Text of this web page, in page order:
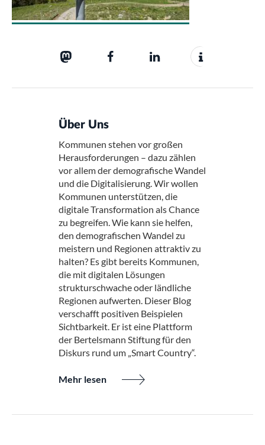
Über Uns
Kommunen stehen vor großen
Herausforderungen – dazu zählen
vor allem der demografische Wandel
und die Digitalisierung. Wir wollen
Kommunen unterstützen, die
digitale Transformation als Chance
zu begreifen. Wie kann sie helfen,
den demografischen Wandel zu
meistern und Regionen attraktiv zu
halten? Es gibt bereits Kommunen,
die mit digitalen Lösungen
strukturschwache oder ländliche
Regionen aufwerten. Dieser Blog
verschafft positiven Beispielen
Sichtbarkeit. Er ist eine Plattform
der Bertelsmann Stiftung für den
Diskurs rund um „Smart Country“.
Mehr lesen